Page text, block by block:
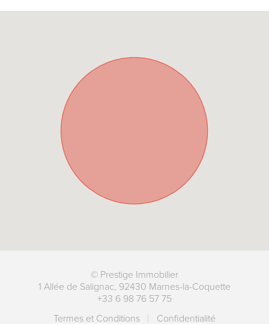
© Prestige Immobilier
1 Allée de Salignac, 92430 Marnes-la-Coquette
+33 6 98 76 57 75
Termes et Conditions
Сonfidentialité